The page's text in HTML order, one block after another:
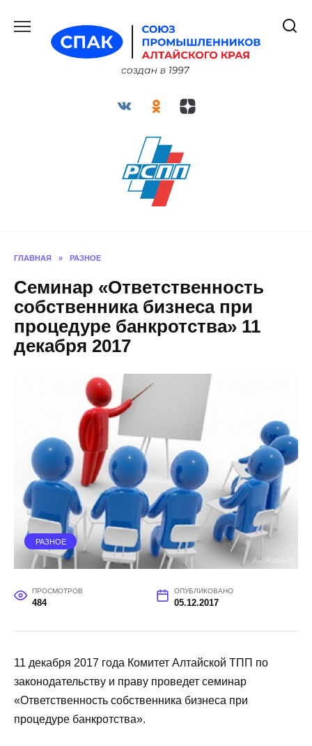
содержанию
ГЛАВНАЯ » РАЗНОЕ
Семинар «Ответственность
собственника бизнеса при
процедуре банкротства» 11
декабря 2017
РАЗНОЕ
ПРОСМОТРОВ
484
ОПУБЛИКОВАНО
05.12.2017
11 декабря 2017 года Комитет Алтайской ТПП по
законодательству и праву проведет семинар
«Ответственность собственника бизнеса при
процедуре банкротства».